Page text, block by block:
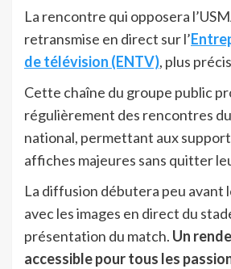
La rencontre qui opposera
retransmise en direct sur l’
de télévision (ENTV), plus
Cette chaîne du groupe public
régulièrement des rencontres
national, permettant aux
affiches majeures sans quitter
La diffusion débutera peu avant
avec les images en direct du
présentation du match. Un
accessible pour tous les